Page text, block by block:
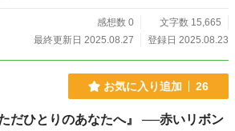
感想数 0
文字数 15,665
最終更新日 2025.08.27
登録日 2025.08.23
お気に入り追加 26
だひとりのあなたへ』 ──赤いリボン